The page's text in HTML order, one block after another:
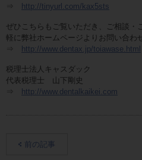
⇒
http://tinyurl.com/kax5sts
ぜひこちらもご覧いただき、ご相談・
軽に弊社ホームページよりお問い合わ
⇒
http://www.dentax.jp/toiawase.html
税理士法人キャスダック
代表税理士 山下剛史
⇒
http://www.dentalkaikei.com
前の記事